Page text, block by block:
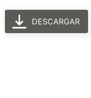
DESCARGAR